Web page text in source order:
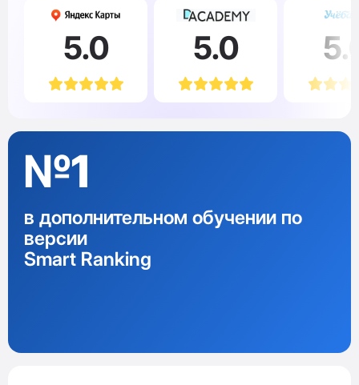
5.0 5.0
№1
в дополнительном обучении по
версии
Smart Ranking